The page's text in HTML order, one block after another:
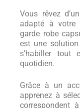
Vous rêvez
adapté à votre
garde robe
est une
s’habiller tout
quotidien.
Grâce à un
apprenez à
correspondent